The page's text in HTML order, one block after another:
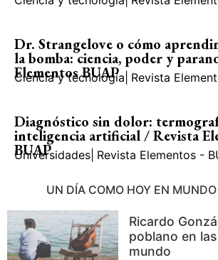
Dr. Strangelove o cómo
la bomba: ciencia, poder y
Elementos BUAP
Ciencia y tecnología Revista
Diagnóstico sin dolor:
inteligencia artificial / Revista
BUAP
Universidades Revista Elementos -
UN DÍA COMO HOY EN
Ricardo
poblano en
mundo